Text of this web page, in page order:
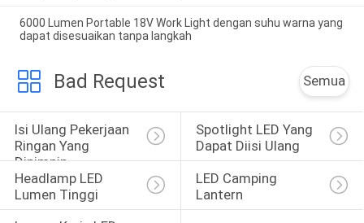
6000 Lumen Portable 18V Work Light dengan suhu warna yang
dapat disesuaikan tanpa langkah
Bad Request Semua
Isi Ulang Pekerjaan
Ringan Yang
Dipimpin
Spotlight LED Yang
Dapat Diisi Ulang
Headlamp LED
Lumen Tinggi
LED Camping
Lantern